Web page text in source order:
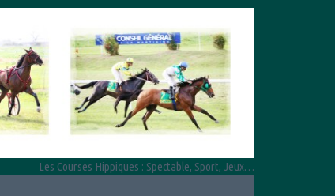
Les Courses Hippiques : Spectable, Sport, Jeux…